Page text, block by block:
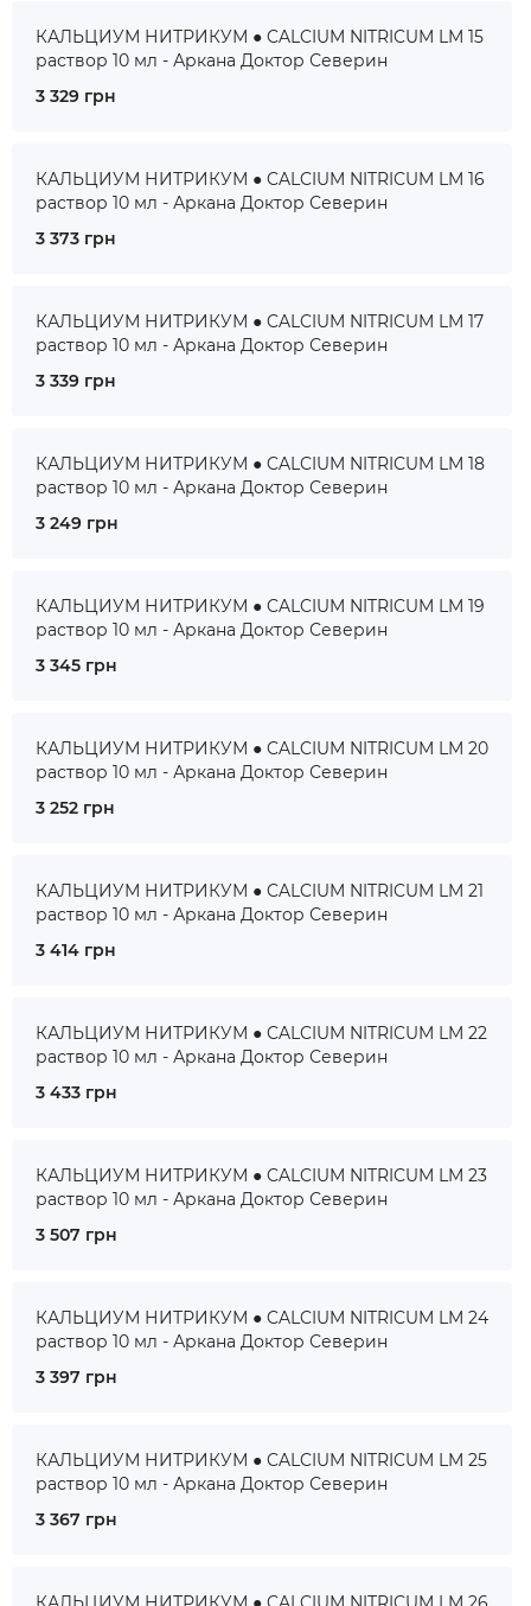
КАЛЬЦИУМ НИТРИКУМ ● CALCIUM NITRICUM LM 15
раствор 10 мл - Аркана Доктор Северин
3 329 грн
КАЛЬЦИУМ НИТРИКУМ ● CALCIUM NITRICUM LM 16
раствор 10 мл - Аркана Доктор Северин
3 373 грн
КАЛЬЦИУМ НИТРИКУМ ● CALCIUM NITRICUM LM 17
раствор 10 мл - Аркана Доктор Северин
3 339 грн
КАЛЬЦИУМ НИТРИКУМ ● CALCIUM NITRICUM LM 18
раствор 10 мл - Аркана Доктор Северин
3 249 грн
КАЛЬЦИУМ НИТРИКУМ ● CALCIUM NITRICUM LM 19
раствор 10 мл - Аркана Доктор Северин
3 345 грн
КАЛЬЦИУМ НИТРИКУМ ● CALCIUM NITRICUM LM 20
раствор 10 мл - Аркана Доктор Северин
3 252 грн
КАЛЬЦИУМ НИТРИКУМ ● CALCIUM NITRICUM LM 21
раствор 10 мл - Аркана Доктор Северин
3 414 грн
КАЛЬЦИУМ НИТРИКУМ ● CALCIUM NITRICUM LM 22
раствор 10 мл - Аркана Доктор Северин
3 433 грн
КАЛЬЦИУМ НИТРИКУМ ● CALCIUM NITRICUM LM 23
раствор 10 мл - Аркана Доктор Северин
3 507 грн
КАЛЬЦИУМ НИТРИКУМ ● CALCIUM NITRICUM LM 24
раствор 10 мл - Аркана Доктор Северин
3 397 грн
КАЛЬЦИУМ НИТРИКУМ ● CALCIUM NITRICUM LM 25
раствор 10 мл - Аркана Доктор Северин
3 367 грн